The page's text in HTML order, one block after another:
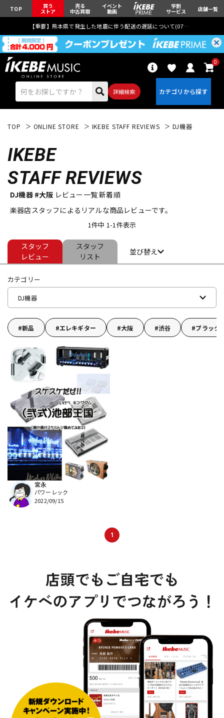
TOP 買う
ストア
売る
中古買取
イベント
動画
学割
サービス 店舗一覧
【重要】熊本県で発生した地震に伴う配送の遅延について(07月29日
詳細検索
0
エレキギター
ベース ウクレレ
ドラム パーカッション
管楽器 その他楽器
アンプ
DJ機器
DTM オンライン納品
配信/ライブ機器
中古
TOP ONLINE STORE IKEBE STAFF REVIEWS DJ機器
IKEBE
STAFF REVIEWS
DJ機器 #大阪 レビュー一覧 新着順
楽器店スタッフによるリアルな商品レビューです。
1件中 1-1件表示
スタッフ
レビュー
スタッフ
リスト
並び替え
カテゴリー
DJ機器
新品 エレキギター 大阪 渋谷 ブラック
宮永
パワーレック
2022/09/15
1